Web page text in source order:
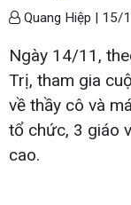
Quang Hiệp | 15/
Ngày 14/11,
Trị, tham gia
về thầy cô và
tổ chức, 3 giáo
cao.